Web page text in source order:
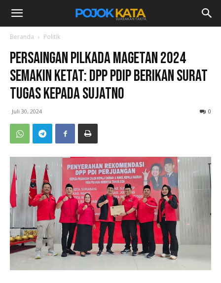
Beranda Politik
Persaingan Pilkada Magetan 2024
Semakin Ketat: DPP PDIP Berikan Surat
Tugas Kepada Sujatno
Juli 30, 2024 0